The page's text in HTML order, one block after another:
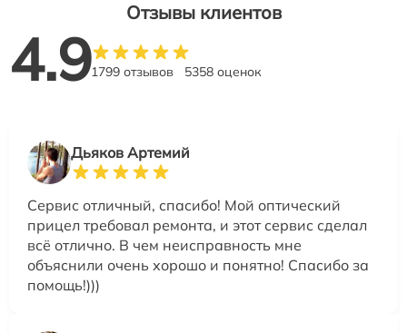
Отзывы клиентов
4.91799 отзывов 5358 оценок
Дьяков Артемий
Сервис отличный, спасибо! Мой оптический
прицел требовал ремонта, и этот сервис сделал
всё отлично. В чем неисправность мне
объяснили очень хорошо и понятно! Спасибо за
помощь!)))